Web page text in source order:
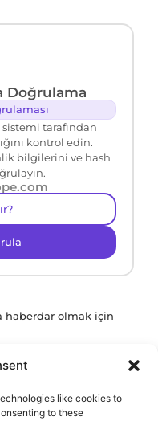
like cookies to
to these
Doğrulama
sistemi tarafından
kontrol edin.
bilgilerini ve hash
haberdar olmak için
Politikamızı